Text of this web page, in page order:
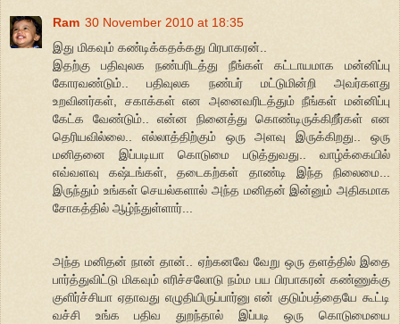
Ram 30 November 2010 at 18:35
இது மிகவும் கண்டிக்கதக்கது பிரபாகரன்..
இதற்கு பதிவுலக நண்பரிடத்து நீங்கள் கட்டாயமாக மன்னிப்பு
கோரவண்டும்.. பதிவுலக நண்பர் மட்டுமின்றி அவர்களது
உறவினர்கள், சகாக்கள் என அனைவரிடத்தும் நீங்கள் மன்னிப்பு
கேட்க வேண்டும்.. என்ன நினைத்து கொண்டிருக்கிறீர்கள் என
தெரியவில்லை.. எல்லாத்திற்கும் ஒரு அளவு இருக்கிறது.. ஒரு
மனிதனை இப்படியா கொடுமை படுத்துவது.. வாழ்க்கையில்
எவ்வளவு கஷ்டங்கள், தடைகற்கள் தாண்டி இந்த நிலைமை...
இருந்தும் உங்கள் செயல்களால் அந்த மனிதன் இன்னும் அதிகமாக
சோகத்தில் ஆழ்ந்துள்ளார்...
அந்த மனிதன் நான் தான்.. ஏற்கனவே வேறு ஒரு தளத்தில் இதை
பார்த்துவிட்டு மிகவும் எரிச்சலோடு நம்ம பய பிரபாகரன் கண்ணுக்கு
குளிர்ச்சியா ஏதாவது எழுதியிருப்பார்னு என் குடும்பத்தையே கூட்டி
வச்சி உங்க பதிவ துறந்தால் இப்படி ஒரு கொடுமையை